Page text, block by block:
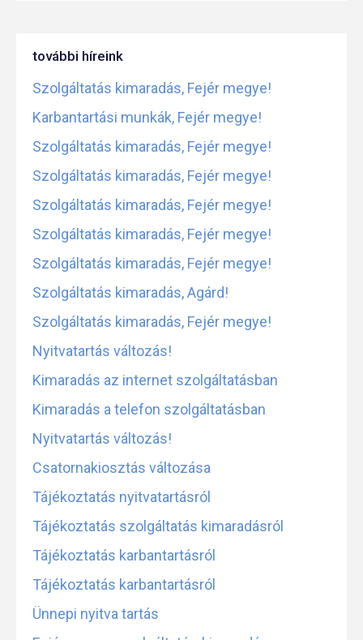
további híreink
Szolgáltatás kimaradás, Fejér megye!
Karbantartási munkák, Fejér megye!
Szolgáltatás kimaradás, Fejér megye!
Szolgáltatás kimaradás, Fejér megye!
Szolgáltatás kimaradás, Fejér megye!
Szolgáltatás kimaradás, Fejér megye!
Szolgáltatás kimaradás, Fejér megye!
Szolgáltatás kimaradás, Agárd!
Szolgáltatás kimaradás, Fejér megye!
Nyitvatartás változás!
Kimaradás az internet szolgáltatásban
Kimaradás a telefon szolgáltatásban
Nyitvatartás változás!
Csatornakiosztás változása
Tájékoztatás nyitvatartásról
Tájékoztatás szolgáltatás kimaradásról
Tájékoztatás karbantartásról
Tájékoztatás karbantartásról
Ünnepi nyitva tartás